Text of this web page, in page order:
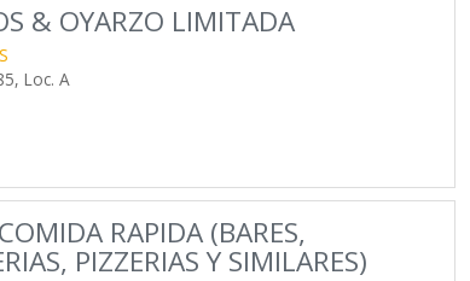
& OYARZO LIMITADA
Loc. A
RAPIDA (BARES,
PIZZERIAS Y SIMILARES)